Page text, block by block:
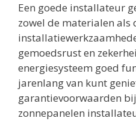
Een goede installateur
zowel de materialen als
gemoedsrust en
energiesysteem goed
jarenlang van kunt
garantievoorwaarden
zonnepanelen